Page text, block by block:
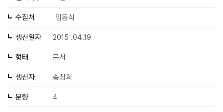
수집처 임동식
생산일자 2015 .04.19
형태 문서
생산자 송창희
분량 4